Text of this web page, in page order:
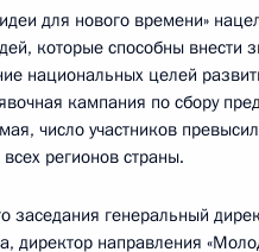
для нового времени»
которые способны внести
национальных целей
кампания по сбору
число участников
регионов страны.
заседания генеральный
, директор направления